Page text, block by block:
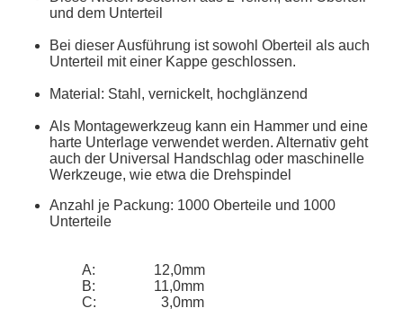
und dem Unterteil
Bei dieser Ausführung ist sowohl Oberteil als auch
Unterteil mit einer Kappe geschlossen.
Material: Stahl, vernickelt, hochglänzend
Als Montagewerkzeug kann ein Hammer und eine
harte Unterlage verwendet werden. Alternativ geht
auch der Universal Handschlag oder maschinelle
Werkzeuge, wie etwa die Drehspindel
Anzahl je Packung: 1000 Oberteile und 1000
Unterteile
A:
12,0mm
B:
11,0mm
C:
3,0mm